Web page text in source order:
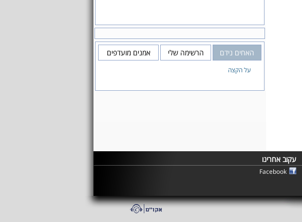
האחים נידם הרשימה שלי אמנים מועדפים
על הקצה
עקוב אחרינו
Facebook